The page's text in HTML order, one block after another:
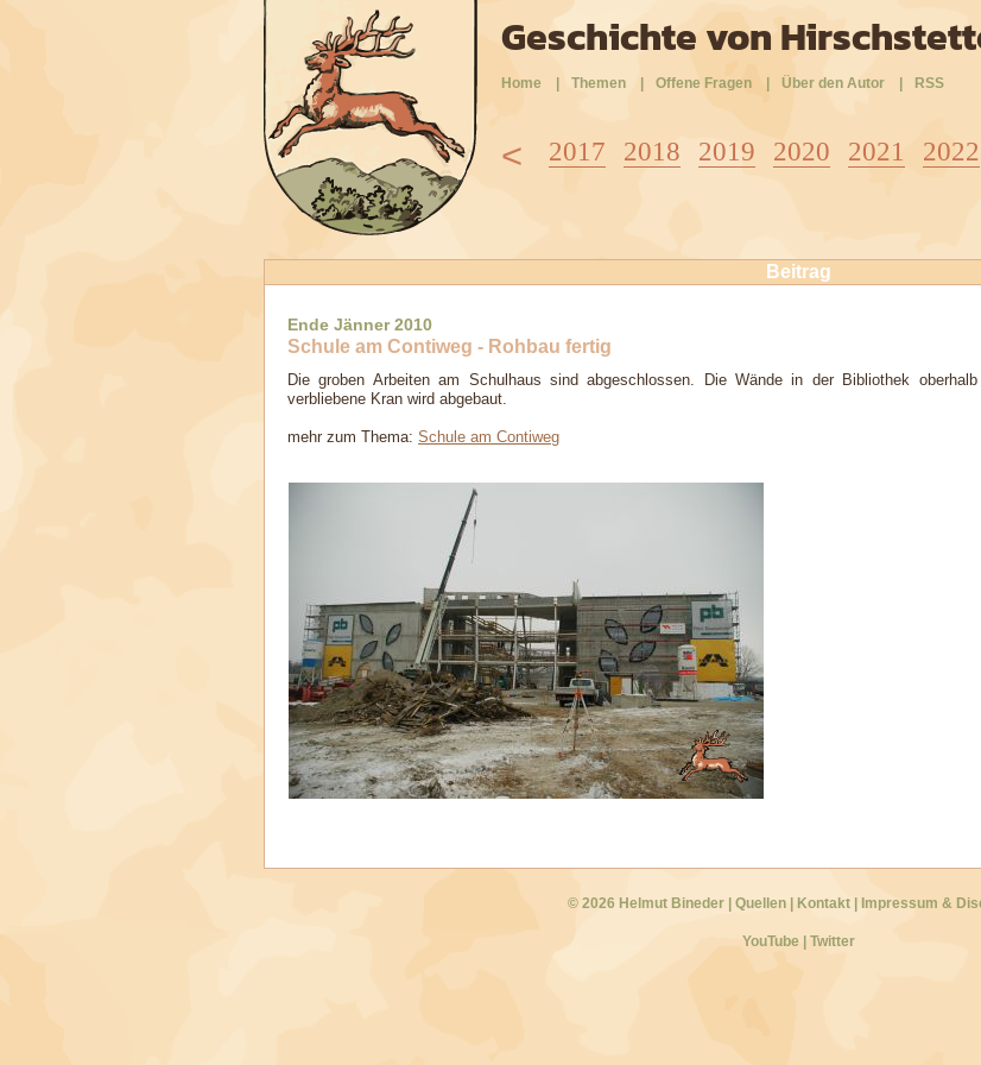
Geschichte von
Home Themen Offene Fragen Über den Autor RSS
<
2013 2014 2015 2016 2017 2018 2019 2020 2021 2022
Beitrag
Ende Jänner 2010
Schule am Contiweg - Rohbau fertig
Die groben Arbeiten am Schulhaus sind abgeschlossen. Die Wände in der Bibliothek
verbliebene Kran wird abgebaut.
mehr zum Thema: Schule am Contiweg
© 2026 Helmut Bineder| Quellen| Kontakt| Impressum &
YouTube Twitter